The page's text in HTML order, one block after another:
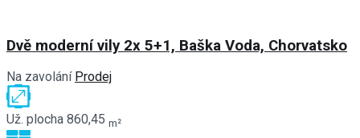
Dvě moderní vily 2x 5+1, Baška Voda, Chorvatsko
Na zavolání Prodej
Už. plocha 860,45 m²